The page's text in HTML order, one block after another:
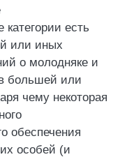
есть
или иных
о молодняке и
большей или
чему некоторая
обеспечения
особей (и